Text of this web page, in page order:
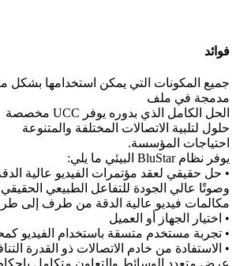
فوائد
جميع المكونات التي يمكن استخدامها بشكل
مدمجة في ملف
الحل الكامل الذي بدوره يوفر UCC مخصصة
حلول لتلبية الاتصالات المختلفة والمتنوعة
احتياجات المؤسسة.
يوفر نظام BluStar البيئي ما يلي:
• حل حقيقي لعقد مؤتمرات الفيديو عالية
وصوتًا عالي الجودة للتفاعل الطبيعي الحقيقي
مكالمات فيديو عالية الدقة من طرف إلى
• اختيار الجهاز أو العميل
• تجربة مستخدم متسقة باستخدام الفيديو
• الاستفادة من خادم الاتصالات ذو القدرة